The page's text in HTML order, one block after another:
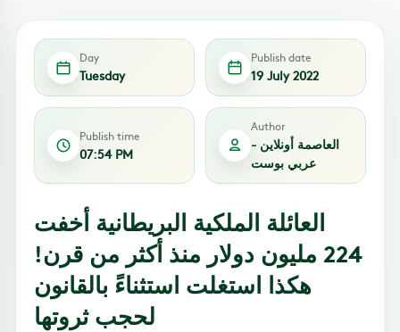
Day
Tuesday
Publish date
19 July 2022
Publish time
07:54 PM
Author
العاصمة أونلاين -
عربي بوست
العائلة الملكية البريطانية أخفت
224 مليون دولار منذ أكثر من قرن!
هكذا استغلت استثناءً بالقانون
لحجب ثروتها